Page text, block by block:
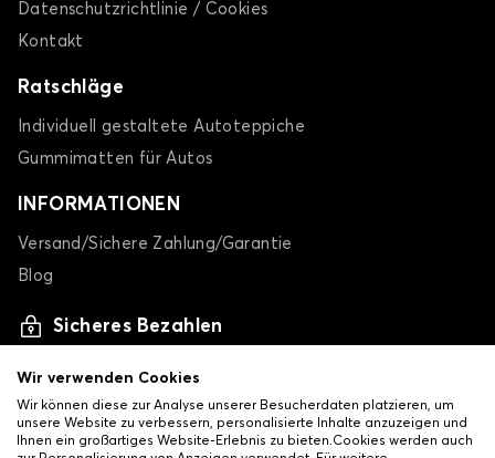
Datenschutzrichtlinie / Cookies
Kontakt
Ratschläge
Individuell gestaltete Autoteppiche
Gummimatten für Autos
INFORMATIONEN
Versand/Sichere Zahlung/Garantie
Blog
Sicheres Bezahlen
Wir verwenden Cookies
Wir können diese zur Analyse unserer Besucherdaten platzieren, um
unsere Website zu verbessern, personalisierte Inhalte anzuzeigen und
Ihnen ein großartiges Website-Erlebnis zu bieten.Cookies werden auch